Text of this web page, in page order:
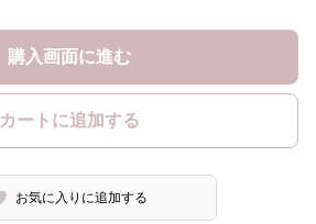
購入画面に進む
カートに追加する
お気に入りに追加する